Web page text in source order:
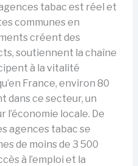
tabac est réel et
communes en
créent des
soutiennent la chaîne
à la vitalité
France, environ 80
dans ce secteur, un
locale. De
agences tabac se
de moins de 3 500
à l’emploi et la